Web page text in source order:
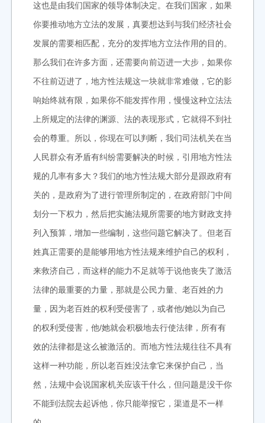
这也是由我们国家的领导体制决定。在我们国家，如果
你要推动地方立法的发展，真要想达到与我们经济社会
发展的需要相匹配，充分的发挥地方立法作用的目的。
那么我们在许多方面，还需要向前迈进一大步，如果你
不往前迈进了，地方性法规这一块就非常难做，它的影
响始终就有限，如果你不能发挥作用，慢慢这种立法法
上所规定的法律的渊源、法的表现形式，它就得不到社
会的尊重。所以，你现在可以判断，我们司法机关在当
人民群众有矛盾有纠纷需要解决的时候，引用地方性法
规的几率有多大？我们的地方性法规大部分是跟政府有
关的，是政府为了进行管理所制定的，在政府部门中间
划分一下权力，然后把实施法规所需要的地方财政支持
列入预算，增加一些编制，这些问题它解决了。但老百
姓真正需要的是能够用地方性法规来维护自己的权利，
来救济自己，而这样的能力不足就等于说他丧失了激活
法律的最重要的力量，那就是公民力量、老百姓的力
量，因为老百姓的权利受侵害了，或者他/她以为自己
的权利受侵害，他/她就会积极地去行使法律，所有有
效的法律都是这么被激活的。而地方性法规往往不具有
这样一种功能，所以老百姓没法拿它来保护自己，当
然，法规中会说国家机关应该干什么，但问题是没干你
不能到法院去起诉他，你只能举报它，渠道是不一样